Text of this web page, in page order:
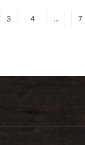
3 4 … 7